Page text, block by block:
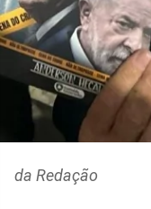
da Redação